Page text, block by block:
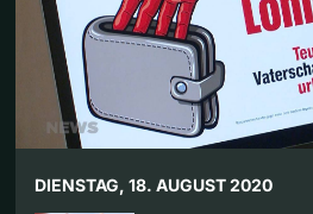
DIENSTAG, 18. AUGUST 2020